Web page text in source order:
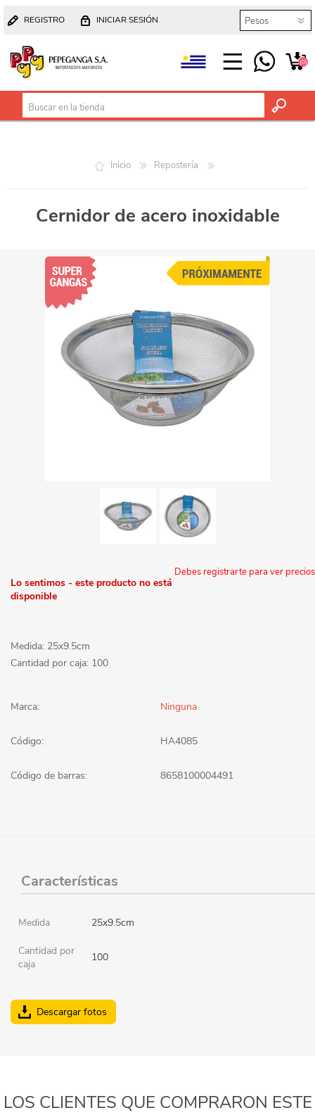
REGISTRO INICIAR SESIÓN
(0)
Inicio Repostería
Cernidor de acero inoxidable
Debes registrarte para ver precios
Lo sentimos - este producto no está
disponible
Medida: 25x9.5cm
Cantidad por caja: 100
Marca: Ninguna
Código: HA4085
Código de barras: 8658100004491
Características
Medida 25x9.5cm
Cantidad por
caja
100
Descargar fotos
LOS CLIENTES QUE COMPRARON ESTE